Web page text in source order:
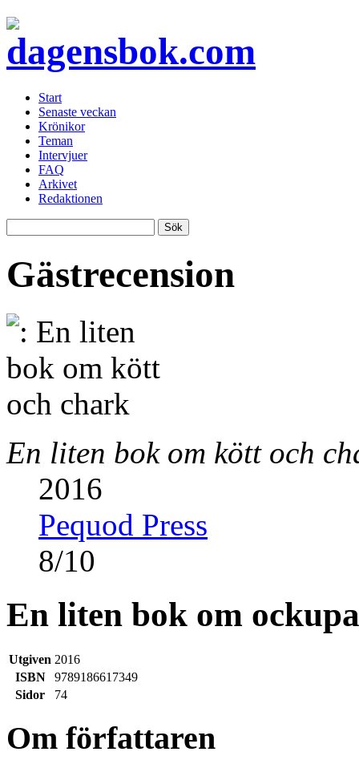
Start
Senaste veckan
Krönikor
Teman
Intervjuer
FAQ
Arkivet
Redaktionen
Gästrecension
En liten bok om kött och
2016
Pequod Press
8/10
En liten bok om
Utgiven 2016
ISBN
9789186617349
Sidor
74
Om författaren